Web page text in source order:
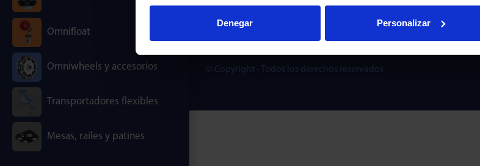
Denegar Personalizar
Omnifloat
Omniwheels y accesorios
Transportadores flexibles
Mesas, raíles y patines
Via Comina 16, Seregno
(MB) – 20831 – Italy
© Copyright - Todos los derechos reservados